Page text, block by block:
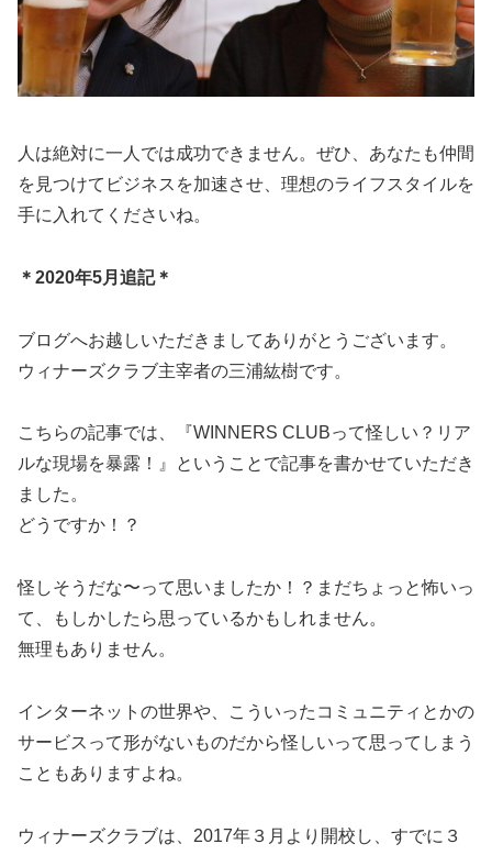
人は絶対に一人では成功できません。ぜひ、あなたも仲間
を見つけてビジネスを加速させ、理想のライフスタイルを
手に入れてくださいね。
＊2020年5月追記＊
ブログへお越しいただきましてありがとうございます。
ウィナーズクラブ主宰者の三浦紘樹です。
こちらの記事では、『WINNERS CLUBって怪しい？リア
ルな現場を暴露！』ということで記事を書かせていただき
ました。
どうですか！？
怪しそうだな〜って思いましたか！？まだちょっと怖いっ
て、もしかしたら思っているかもしれません。
無理もありません。
インターネットの世界や、こういったコミュニティとかの
サービスって形がないものだから怪しいって思ってしまう
こともありますよね。
ウィナーズクラブは、2017年３月より開校し、すでに３